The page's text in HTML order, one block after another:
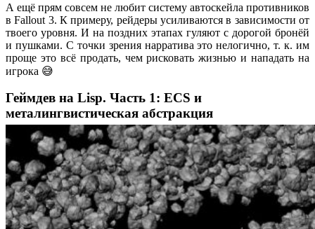
А ещё прям совсем не любит систему автоскейла противников
в Fallout 3. К примеру, рейдеры усиливаются в зависимости от
твоего уровня. И на поздних этапах гуляют с дорогой бронёй
и пушками. С точки зрения нарратива это нелогично, т. к. им
проще это всё продать, чем рисковать жизнью и нападать на
игрока 😅
Геймдев на Lisp. Часть 1: ECS и
металингвистическая абстракция